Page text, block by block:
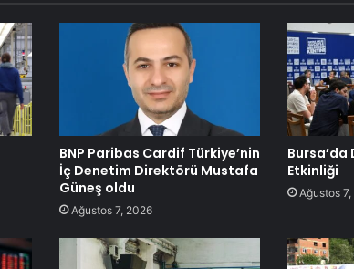
BNP Paribas Cardif Türkiye’nin
İç Denetim Direktörü Mustafa
Güneş oldu
Ağustos 7, 2026
Etkinliği
Ağustos